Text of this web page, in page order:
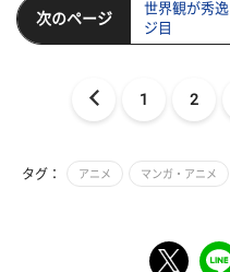
次のページ
世界観が秀
ジ目
1 2
タグ： アニメ マンガ・アニメ